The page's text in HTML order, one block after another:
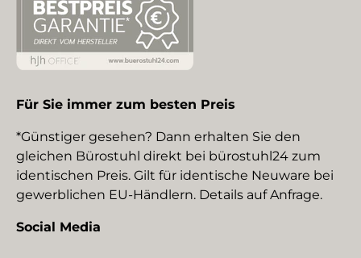
Für Sie immer zum besten Preis
*Günstiger gesehen? Dann erhalten Sie den
gleichen Bürostuhl direkt bei bürostuhl24 zum
identischen Preis. Gilt für identische Neuware bei
gewerblichen EU-Händlern. Details auf Anfrage.
Social Media